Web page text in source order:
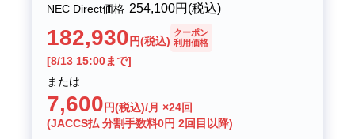
NEC Direct価格 254,100円(税込)
182,930 円(税込)
クーポン
利用価格
[8/13 15:00まで]
または
7,600 円(税込)/月 ×24回
(JACCS払 分割手数料0円 2回目以降)